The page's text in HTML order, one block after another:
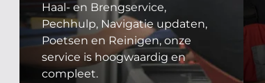
Haal- en Brengservice,
Pechhulp, Navigatie updaten,
Poetsen en Reinigen, onze
service is hoogwaardig en
compleet.